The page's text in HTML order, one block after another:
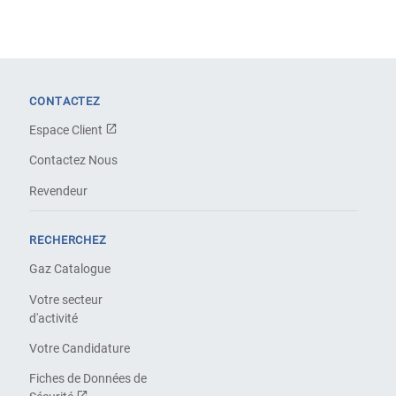
CONTACTEZ
Espace Client
Contactez Nous
Revendeur
RECHERCHEZ
Gaz Catalogue
Votre secteur
d'activité
Votre Candidature
Fiches de Données de